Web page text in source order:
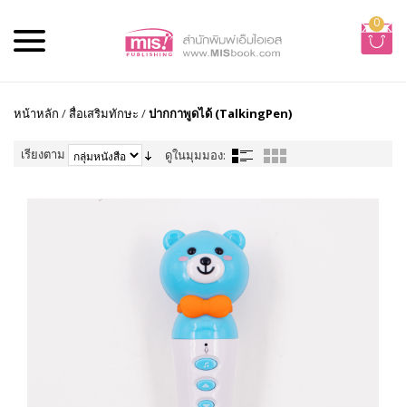
0
หน้าหลัก /สื่อเสริมทักษะ /ปากกาพูดได้ (TalkingPen)
เรียงตาม ดูในมุมมอง: